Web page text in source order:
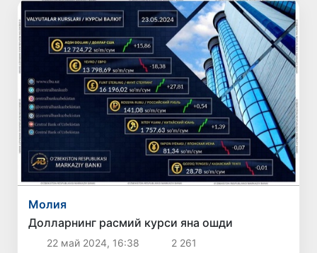
Молия
Долларнинг расмий курси яна ошди
22 май 2024, 16:38 2 261